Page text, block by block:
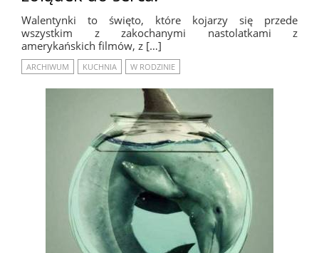
Walentynki to święto, które kojarzy się przede
wszystkim z zakochanymi nastolatkami z
amerykańskich filmów, z […]
ARCHIWUM KUCHNIA W RODZINIE